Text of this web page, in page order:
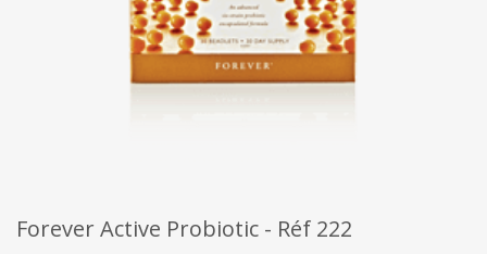
Forever Active Probiotic - Réf 222